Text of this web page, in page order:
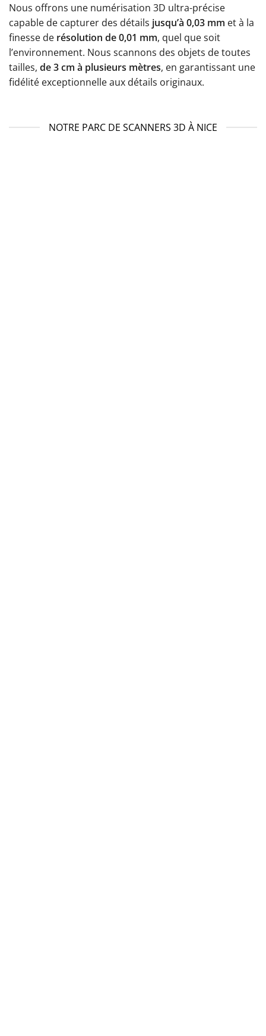
Nous offrons une numérisation 3D ultra-précise
capable de capturer des détails jusqu’à 0,03 mm et à la
finesse de résolution de 0,01 mm, quel que soit
l’environnement. Nous scannons des objets de toutes
tailles, de 3 cm à plusieurs mètres, en garantissant une
fidélité exceptionnelle aux détails originaux.
NOTRE PARC DE SCANNERS 3D À NICE